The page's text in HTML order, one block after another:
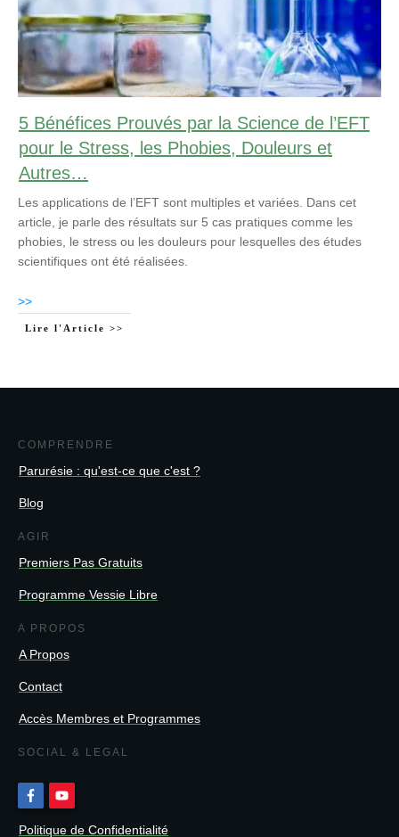
5 Bénéfices Prouvés par la Science de l’EFT
pour le Stress, les Phobies, Douleurs et
Autres…
Les applications de l’EFT sont multiples et variées. Dans cet
article, je parle des résultats sur 5 cas pratiques comme les
phobies, le stress ou les douleurs pour lesquelles des études
scientifiques ont été réalisées.
>>
Lire l'Article >>
COMPRENDRE
Parurésie : qu'est-ce que c'est ?
Blog
AGIR
Premiers Pas Gratuits
Programme Vessie Libre
A PROPOS
A Propos
Contact
Accès Membres et Programmes
SOCIAL & LEGAL
Politique de Confidentialité